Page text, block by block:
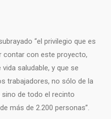
“el privilegio que es
contar con este proyecto,
saludable, y que se
trabajadores, no sólo de la
sino de todo el recinto
más de 2.200 personas”.